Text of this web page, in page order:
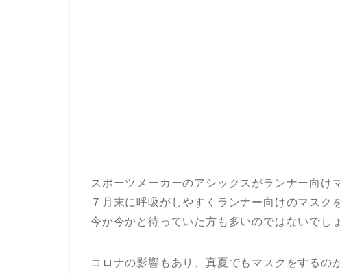
スポーツメーカーのアシックスがランナー向け
７月末に呼吸がしやすくランナー向けのマス
今か今かと待っていた方も多いのではないでし
コロナの影響もあり、真夏でもマスクをするの